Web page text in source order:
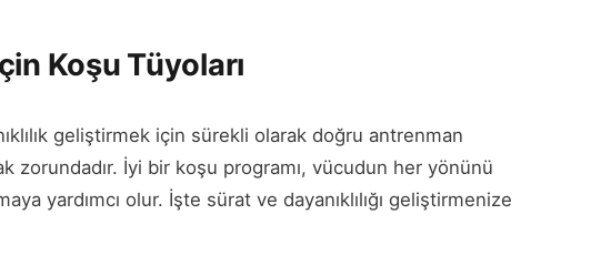
Koşu Tüyoları
geliştirmek için sürekli olarak doğru antrenman
zorundadır. İyi bir koşu programı, vücudun her yönünü
yardımcı olur. İşte sürat ve dayanıklılığı geliştirmenize